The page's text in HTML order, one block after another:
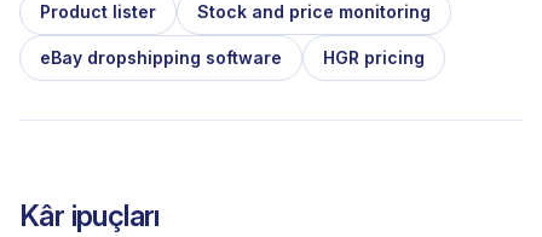
Product lister Stock and price monitoring
eBay dropshipping software HGR pricing
Kâr ipuçları